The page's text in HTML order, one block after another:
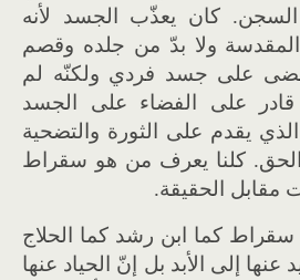
السجن. كان يعذّب الجسد لأنه
ولا بدّ من جلده وقصم
على جسد فردي ولكنّه لم
على الفضاء على الجسد
يقدم على الثورة والتضحية
كلنا يعرف من هو سقراط
مقابل الحقيقة.
سقراط كما ابن رشد كما الحلاج
إلى الأبد بل إنّ الحياد عنها